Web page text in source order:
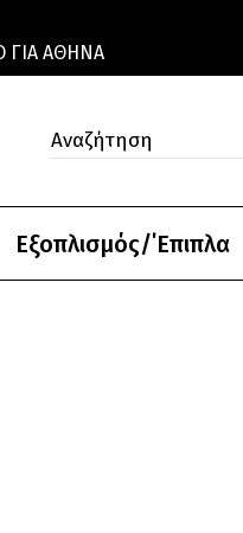
ΓΙΑ ΑΘΉΝΑ
Εξοπλισμός/΄Επιπλα